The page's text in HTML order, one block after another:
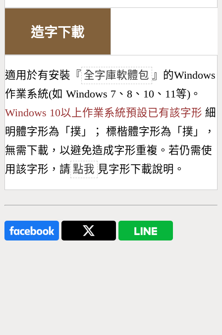
造字下載
適用於有安裝『 全字庫軟體包 』的Windows
作業系統(如 Windows 7、8、10、11等)。
Windows 10以上作業系統預設已有該字形 細
明體字形為「 撲 」； 標楷體字形為「 撲 」，
無需下載，以避免造成字形重複。若仍需使
用該字形，請 點我 見字形下載說明。